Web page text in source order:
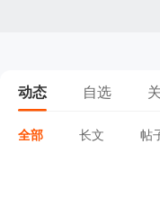
动态 自选
全部 长文 帖